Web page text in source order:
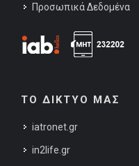
Προσωπικά Δεδομένα
ΤΟ ΔΙΚΤΥΟ ΜΑΣ
iatronet.gr
in2life.gr